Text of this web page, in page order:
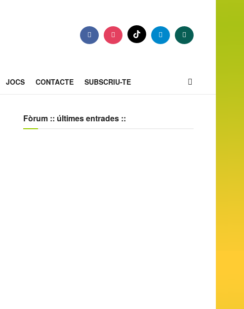
JOCS CONTACTE SUBSCRIU-TE
Fòrum :: últimes entrades ::